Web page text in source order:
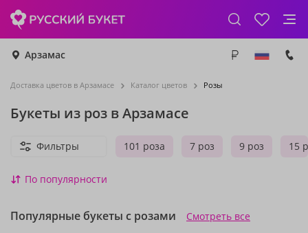
Арзамас
Доставка цветов в Арзамасе Каталог цветов Розы
Букеты из роз в Арзамасе
101 роза 7 роз 9 роз 15
Фильтры
По популярности
Популярные букеты с розами Смотреть все